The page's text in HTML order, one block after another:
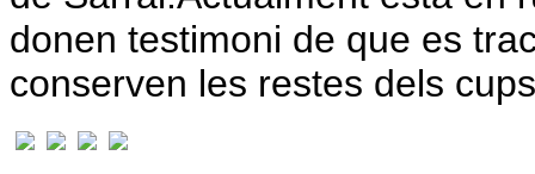
donen testimoni de que es
conserven les restes dels